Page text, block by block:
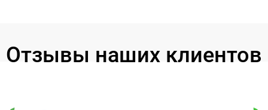
Отзывы наших клиентов